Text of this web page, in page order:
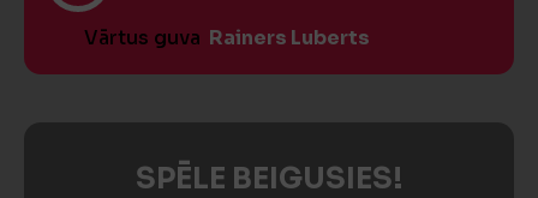
Vārtus guva Rainers Luberts
SPĒLE BEIGUSIES!